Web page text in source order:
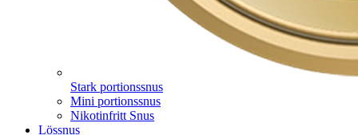
Stark portionssnus
Mini portionssnus
Nikotinfritt Snus
Lössnus